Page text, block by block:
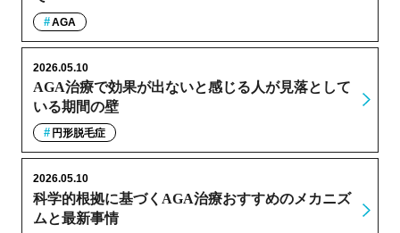
AGA
AGA治療で効果が出ないと感じる人が見落として
いる期間の壁
2026.05.10
円形脱毛症
科学的根拠に基づくAGA治療おすすめのメカニズ
ムと最新事情
2026.05.10